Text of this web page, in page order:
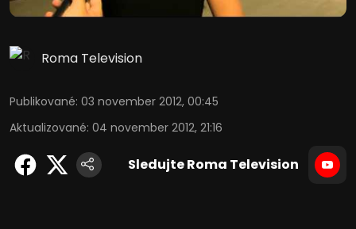
Roma Television
Publikované: 03 november 2012, 00:45
Aktualizované: 04 november 2012, 21:16
Sledujte Roma Television